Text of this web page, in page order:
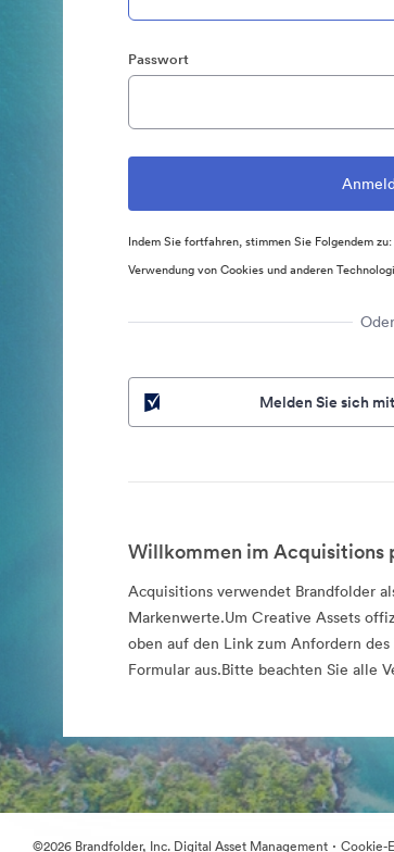
Passwort
Indem Sie fortfahren, stimmen Sie Folgendem zu:
Verwendung von Cookies und anderen
Oder
Melden Sie sich
Willkommen im Acquisitions
Acquisitions verwendet Brandfolder
Markenwerte.Um Creative Assets
oben auf den Link zum Anfordern
Formular aus.Bitte beachten Sie alle
©2026 Brandfolder, Inc. Digital Asset Management · Cookie-